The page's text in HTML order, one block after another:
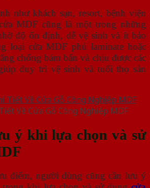
như khách sạn, resort, bệnh viện
MDF cũng là một trong những
độ ổn định, dễ vệ sinh và ít bảo
loại cửa MDF phủ laminate hoặc
chống bám bẩn và chịu được các
duy trì vệ sinh và tuổi thọ sản
Về Cửa Gỗ Công Nghiệp MDF
ý khi lựa chọn và sử
điểm, người dùng cũng cần lưu ý